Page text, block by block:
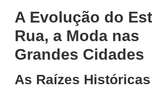
A Evolução do
Rua, a Moda nas
Grandes Cidades
As Raízes Históricas